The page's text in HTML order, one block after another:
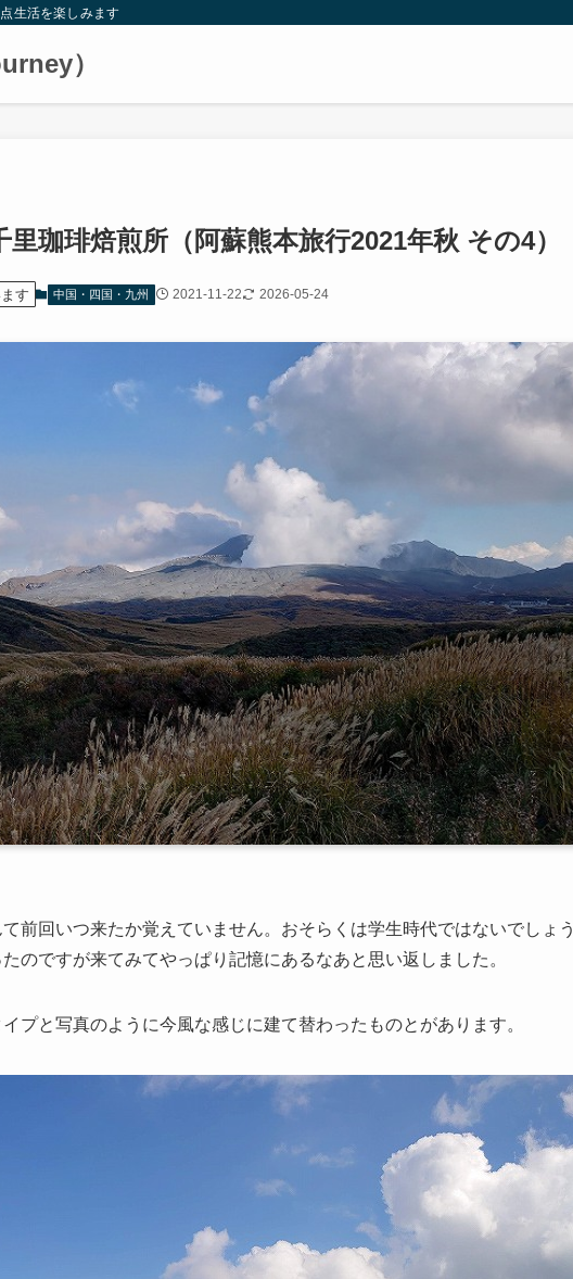
生活を楽しみます
）
里珈琲焙煎所（阿蘇熊本旅行2021年秋 その4）
す 中国・四国・九州 2021-11-22 2026-05-24
前回いつ来たか覚えていません。おそらくは学生時代ではないでしょう
のですが来てみてやっぱり記憶にあるなあと思い返しました。
プと写真のように今風な感じに建て替わったものとがあります。